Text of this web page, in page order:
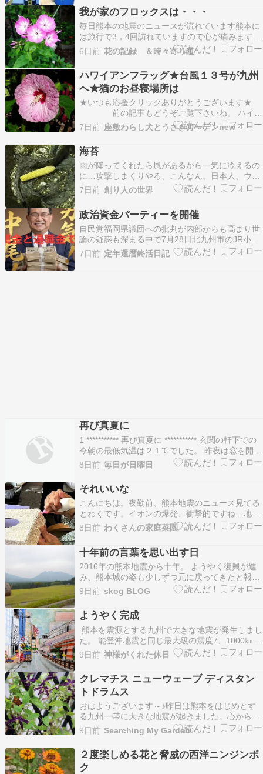
海外支援に対して大盤振舞いの日本が自国の国民
が苦しい避難生活の際には「雑魚寝」で空調設備
なしの避難所生活…
我が家のフロックスは・・・
毎日熊本の地震のニュースが流れています熊本に
は旅行で3，4回訪れていますので心が痛みますグ
ログでお馴染みになってる々九州の方々は皆さん
被害が無くてホットしています。3.11の時はとう
ちも5弱5強でしたので怖さはわかります。早く電
気、水がとおってくれるといいですね。 我が家の
花壇の…
6日前 花の記録 ＆時々寄り道
ハワイアンフラッグ★台風１３号が九州
へ★猫のお昼寝場所は
★いつも応援クリックありがとうございます★
前の記事もどうぞご覧下さいね。 ハイビ
スカス・サマリフィック ストロベリーマーブルで
す。買った時の名札の説明書きには・・・●約ー
３０℃まで耐えるハイブリッド宿根ハイビスカス
●最強クラスの耐暑性●強健・旺…
7日前 座敷わらし犬とうさぎガーデンnew
海苔
雨が降ってくれたら風があるから一気に冷えるの
に…攻撃しまくりやろ、こんなん。日本人、ウェ
カピポして！！ほんと。攻撃やから！！ これ、離
れてんのにうちが揺れたの気づいた。国広テルテ
ルちょっと揺れたから???? 地震の影響は、県道
の車の量が増えた感じですけど、時間帯もあるの
で明確な…
7日前 創り人の世界
政治資金パーティーを開催
自民党福岡県議団への批判が内部からも高まり世
論の疑惑も深まる中で7月28日北九州市のJR小倉
駅前にあるリーガロイヤルホテルで松尾統章自民
党県議団会長が政治資金パーティーを開催した。
7日前 定年還暦終活日記
再び真夏に
1 *********** 再び真夏に *********** 玄関の軒下での
今朝の最低気温は２１℃でした。 昨夜は窓を開け
た状態では涼しすぎるので、窓を閉めて寝ていま
した。もちろんエアコンや扇風機などは使ってい
ません。 今日は暑さが戻り、日中は３０℃を超え
ていましたが、風があ…
8日前 毎日が日曜日
それいいな
こんにちは。夜勤前、熊本地震のニュース見てる
とわくです。イオンの爆発、衝撃的ですね…地震
津波の時には、ああいう大きな建物が一時避難に
使われたりする。そんな建物がぶっ飛ぶとは。X
で、接近しつつある台風に「いいから東京にこ
い！熊本に行くな！」というツイートが。滅多に
来ない長野や愛知…
8日前 わくさんの家庭菜園
十年前の言葉を思い出す日
2016年の熊本地震から十年。 ようやく復興が進
み、熊本城の姿も少しずつ元に戻ってきたと報じ
られるたびに、「よかった」と思っていた。 そん
な矢先に、再び九州を大きな地震が襲った。 十年
前、私たちは熊本のオープンガーデンを訪ねる予
定だった。 震災直後、宿泊先のホテルからはキャ
ンセル…
9日前 skog BLOG
ようやく完成
熊本を震源とする九州で大きな地震が発生しまし
た。 能登沖地震と同じ最大級の震度7、1000㎞以
上離れた、私の部屋でも「ふわ―」とするような
地震独得の揺れを感じました、震度は1でした。
死者・行方不明者も出ているようです、被災され
た皆様にお見舞い申し上げます。 イオンモールが
爆発…
9日前 神様がくれた休日
クレマチス ニューウェーブ ディスタン
トドラムス
おはようございます～♪昨日は熊本をはじめとす
る九州一帯に大きな地震が起きました。心からお
見舞い申し上げるとともにこの暑さの中で被災な
さった皆様に一刻も早く救助が行われることをお
祈りします。季節の花返...
9日前 Searching My Garden
２度楽しめる花と脅威の西洋ニンジンボ
ク